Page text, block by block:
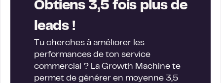
Obtiens 3,5 fois plus de
leads !
Tu cherches à améliorer les
performances de ton service
commercial ? La Growth Machine te
permet de générer en moyenne 3,5